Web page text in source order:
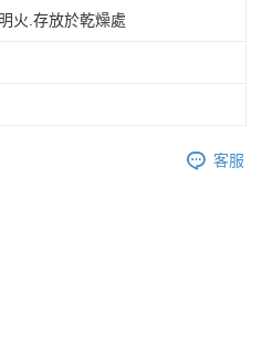
火.存放於乾燥處
客服